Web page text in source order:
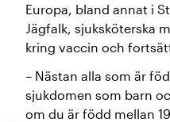
Europa, bland annat i
Jägfalk, sjuksköterska
kring vaccin och
– Nästan alla som är
sjukdomen som barn
om du är född mellan